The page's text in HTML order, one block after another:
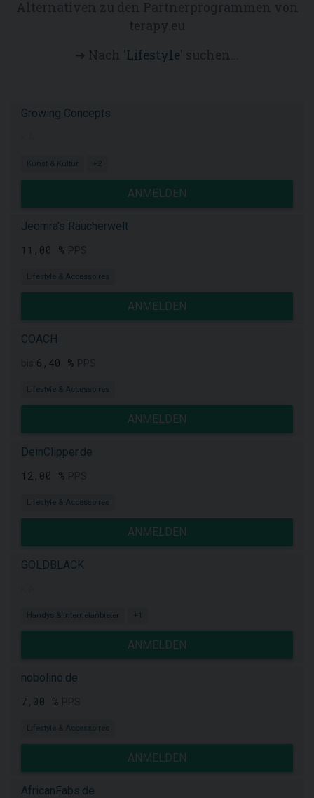
Lifestyle
Growing Concepts
Kunst & Kultur +2
ANMELDEN
Jeomra's Räucherwelt
11,00 %
Lifestyle & Accessoires
ANMELDEN
COACH
6,40 %
Lifestyle & Accessoires
ANMELDEN
DeinClipper.de
12,00 %
Lifestyle & Accessoires
ANMELDEN
GOLDBLACK
Handys & Internetanbieter +1
ANMELDEN
nobolino.de
7,00 %
Lifestyle & Accessoires
ANMELDEN
AfricanFabs.de